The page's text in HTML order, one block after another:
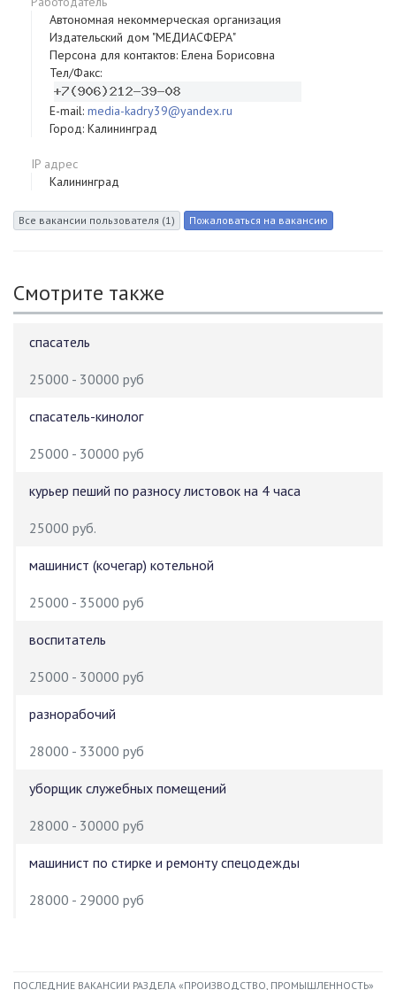
Автономная некоммерческая организация
Издательский дом "МЕДИАСФЕРА"
Персона для контактов: Елена Борисовна
Тел/Факс:
E-mail: media-kadry39@yandex.ru
Город: Калининград
IP адрес
Калининград
Смотрите также
спасатель
25000 - 30000 руб
спасатель-кинолог
25000 - 30000 руб
курьер пеший по разносу листовок на 4 часа
25000 руб.
машинист (кочегар) котельной
25000 - 35000 руб
воспитатель
25000 - 30000 руб
разнорабочий
28000 - 33000 руб
уборщик служебных помещений
28000 - 30000 руб
машинист по стирке и ремонту спецодежды
28000 - 29000 руб
ПОСЛЕДНИЕ ВАКАНСИИ РАЗДЕЛА «ПРОИЗВОДСТВО, ПРОМЫШЛЕННОСТЬ»